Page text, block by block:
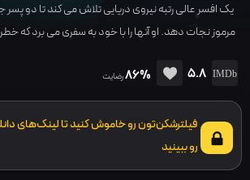
یک افسر عالی رتبه نیروی دریایی تلاش می کند تا دو پسر
مرموز نجات دهد. او آنها را با خود به سفری می برد که
5.8
86%رضایت
فیلترشکن‌تون رو خاموش کنید تا لینک‌های
رو ببینید